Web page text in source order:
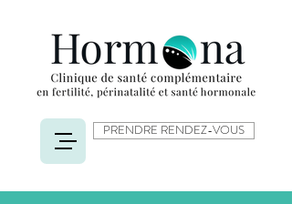
PRENDRE RENDEZ-VOUS